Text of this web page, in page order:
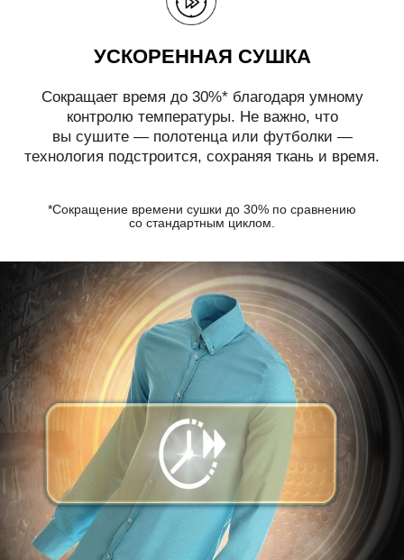
УСКОРЕННАЯ СУШКА
Сокращает время до 30%* благодаря умному
контролю температуры. Не важно, что
вы сушите — полотенца или футболки —
технология подстроится, сохраняя ткань и время.
*Сокращение времени сушки до 30% по сравнению
со стандартным циклом.